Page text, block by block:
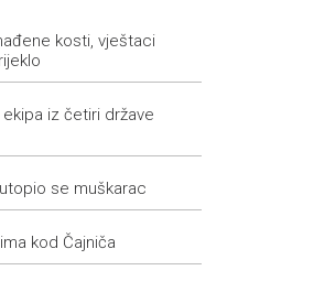
kosti, vještaci
iz četiri države
se muškarac
kod Čajniča